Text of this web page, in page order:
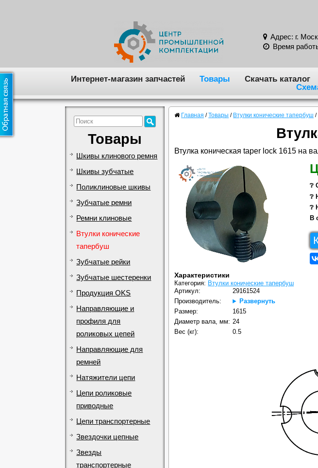
Адрес: г.
Время
Интернет-магазин запчастей Товары Скачать каталог
Товары
Шкивы клинового ремня
Шкивы зубчатые
Поликлиновые шкивы
Зубчатые ремни
Ремни клиновые
Втулки конические
тапербуш
Зубчатые рейки
Зубчатые шестеренки
Продукция OKS
Направляющие и
профиля для
роликовых цепей
Направляющие для
ремней
Натяжители цепи
Цепи роликовые
приводные
Цепи транспортерные
Звездочки цепные
Звезды
транспортерные
Главная / Товары / Втулки конические тапербуш /
Втулка коническая taper lock 1615 на
❔
❔
❔
В
Характеристики
Категория: Втулки конические тапербуш
Артикул:
29161524
Производитель:
Развернуть
Размер:
1615
Диаметр вала, мм: 24
Вес (кг):
0.5